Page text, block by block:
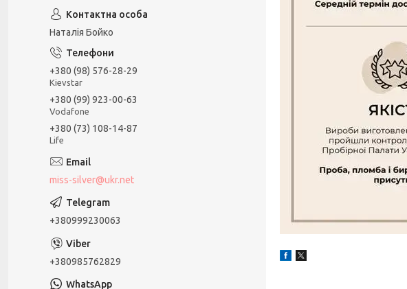
Наталія Бойко
+380 (98) 576-28-29
Kievstar
+380 (99) 923-00-63
Vodafone
+380 (73) 108-14-87
Life
miss-silver@ukr.net
+380999230063
+380985762829